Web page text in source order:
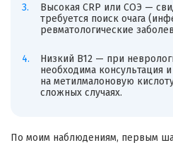
Высокая CRP или СОЭ —
требуется поиск очага
ревматологические
Низкий B12 — при
необходима консультация
на метилмалоновую
сложных случаях.
По моим наблюдениям, первым